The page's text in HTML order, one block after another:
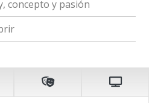
concepto y pasión